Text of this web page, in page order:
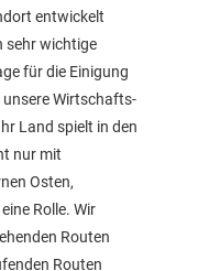
entwickelt
sehr wichtige
für die Einigung
unsere Wirtschafts-
Land spielt in den
nur mit
Osten,
Rolle. Wir
Routen
Routen